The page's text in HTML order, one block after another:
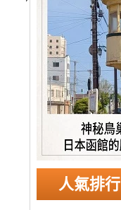
人氣排行